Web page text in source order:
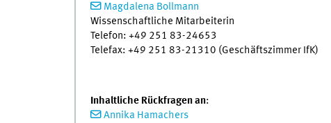
Magdalena Bollmann
Wissenschaftliche Mitarbeiterin
Telefon: +49 251 83-24653
Telefax: +49 251 83-21310 (Geschäftszimmer IfK)
Inhaltliche Rückfragen an:
Annika Hamachers